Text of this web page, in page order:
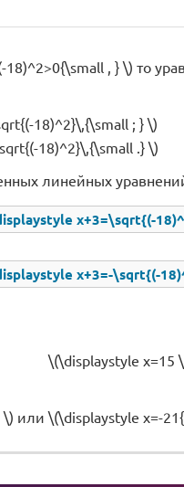
18)^2>0{\small , } \) то
18)^2}\,{\small ; } \)
18)^2}\,{\small .} \)
линейных
x+3=\sqrt{(-
x+3=-\sqrt{(-
\(\displaystyle x=15
или \(\displaystyle x=-